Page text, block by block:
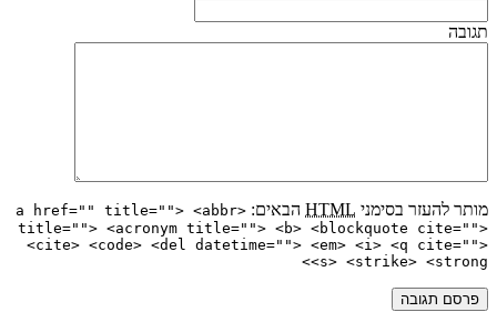
תגובה
מותר להעזר בסימני HTML הבאים:
<a href="" title=""> <abbr
title=""> <acronym title=""> <b> <blockquote cite="">
<cite> <code> <del datetime=""> <em> <i> <q cite="">
<s> <strike> <strong>